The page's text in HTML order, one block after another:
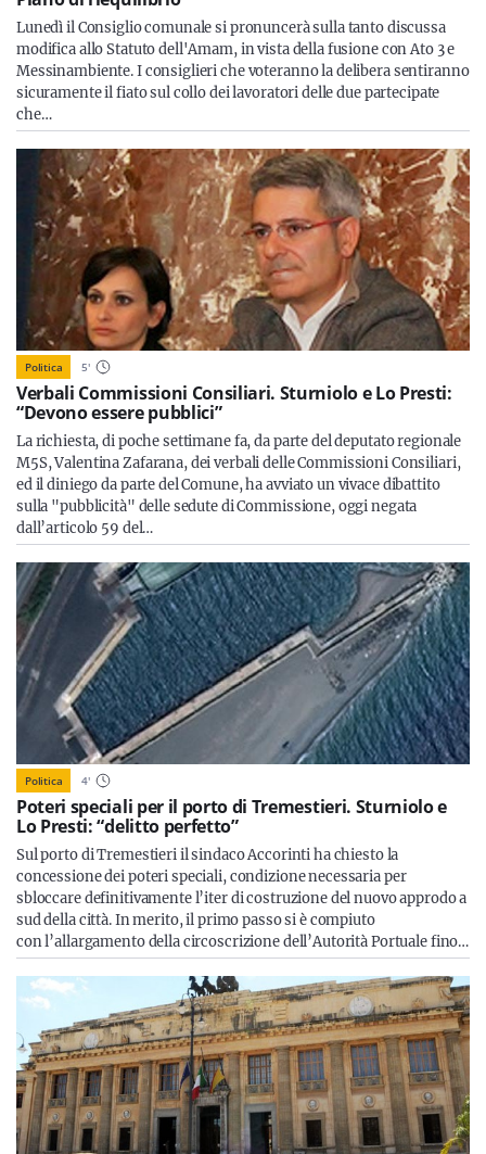
Lunedì il Consiglio comunale si pronuncerà sulla tanto discussa
modifica allo Statuto dell'Amam, in vista della fusione con Ato 3 e
Messinambiente. I consiglieri che voteranno la delibera sentiranno
sicuramente il fiato sul collo dei lavoratori delle due partecipate
che…
Politica 5'
Verbali Commissioni Consiliari. Sturniolo e Lo Presti:
“Devono essere pubblici”
La richiesta, di poche settimane fa, da parte del deputato regionale
M5S, Valentina Zafarana, dei verbali delle Commissioni Consiliari,
ed il diniego da parte del Comune, ha avviato un vivace dibattito
sulla "pubblicità" delle sedute di Commissione, oggi negata
dall’articolo 59 del…
Politica 4'
Poteri speciali per il porto di Tremestieri. Sturniolo e
Lo Presti: “delitto perfetto”
Sul porto di Tremestieri il sindaco Accorinti ha chiesto la
concessione dei poteri speciali, condizione necessaria per
sbloccare definitivamente l’iter di costruzione del nuovo approdo a
sud della città. In merito, il primo passo si è compiuto
con l’allargamento della circoscrizione dell’Autorità Portuale fino…